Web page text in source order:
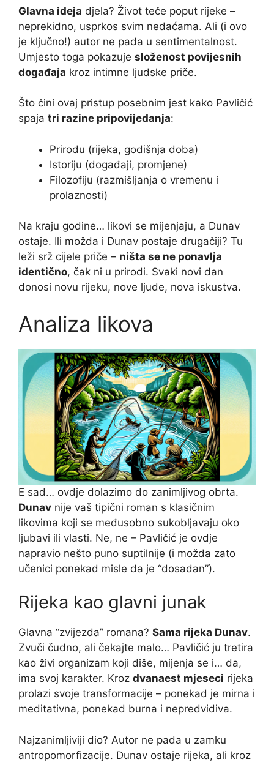
Glavna ideja djela? Život teče poput rijeke –
neprekidno, usprkos svim nedaćama. Ali (i ovo
je ključno!) autor ne pada u sentimentalnost.
Umjesto toga pokazuje složenost povijesnih
događaja kroz intimne ljudske priče.
Što čini ovaj pristup posebnim jest kako Pavličić
spaja tri razine pripovijedanja:
Prirodu (rijeka, godišnja doba)
Istoriju (događaji, promjene)
Filozofiju (razmišljanja o vremenu i
prolaznosti)
Na kraju godine… likovi se mijenjaju, a Dunav
ostaje. Ili možda i Dunav postaje drugačiji? Tu
leži srž cijele priče – ništa se ne ponavlja
identično, čak ni u prirodi. Svaki novi dan
donosi novu rijeku, nove ljude, nova iskustva.
Analiza likova
E sad… ovdje dolazimo do zanimljivog obrta.
Dunav nije vaš tipični roman s klasičnim
likovima koji se međusobno sukobljavaju oko
ljubavi ili vlasti. Ne, ne – Pavličić je ovdje
napravio nešto puno suptilnije (i možda zato
učenici ponekad misle da je “dosadan”).
Rijeka kao glavni junak
Glavna “zvijezda” romana? Sama rijeka Dunav.
Zvuči čudno, ali čekajte malo… Pavličić ju tretira
kao živi organizam koji diše, mijenja se i… da,
ima svoj karakter. Kroz dvanaest mjeseci rijeka
prolazi svoje transformacije – ponekad je mirna i
meditativna, ponekad burna i nepredvidiva.
Najzanimljiviji dio? Autor ne pada u zamku
antropomorfizacije. Dunav ostaje rijeka, ali kroz